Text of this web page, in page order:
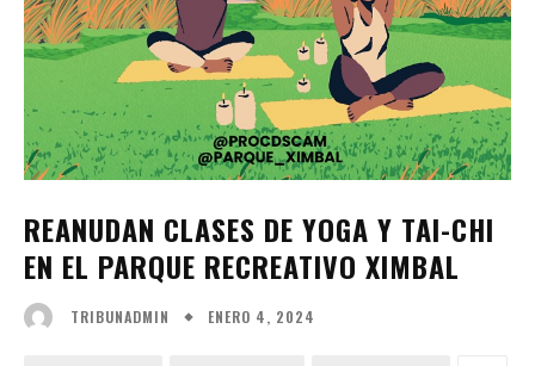
REANUDAN CLASES DE YOGA Y TAI-CHI
EN EL PARQUE RECREATIVO XIMBAL
TRIBUNADMIN ENERO 4, 2024